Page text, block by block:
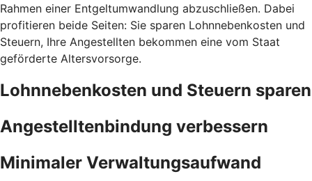
Rahmen einer Entgeltumwandlung abzuschließen. Dabei
profitieren beide Seiten: Sie sparen Lohnnebenkosten und
Steuern, Ihre Angestellten bekommen eine vom Staat
geförderte Altersvorsorge.
Lohnnebenkosten und Steuern sparen
Angestelltenbindung verbessern
Minimaler Verwaltungsaufwand